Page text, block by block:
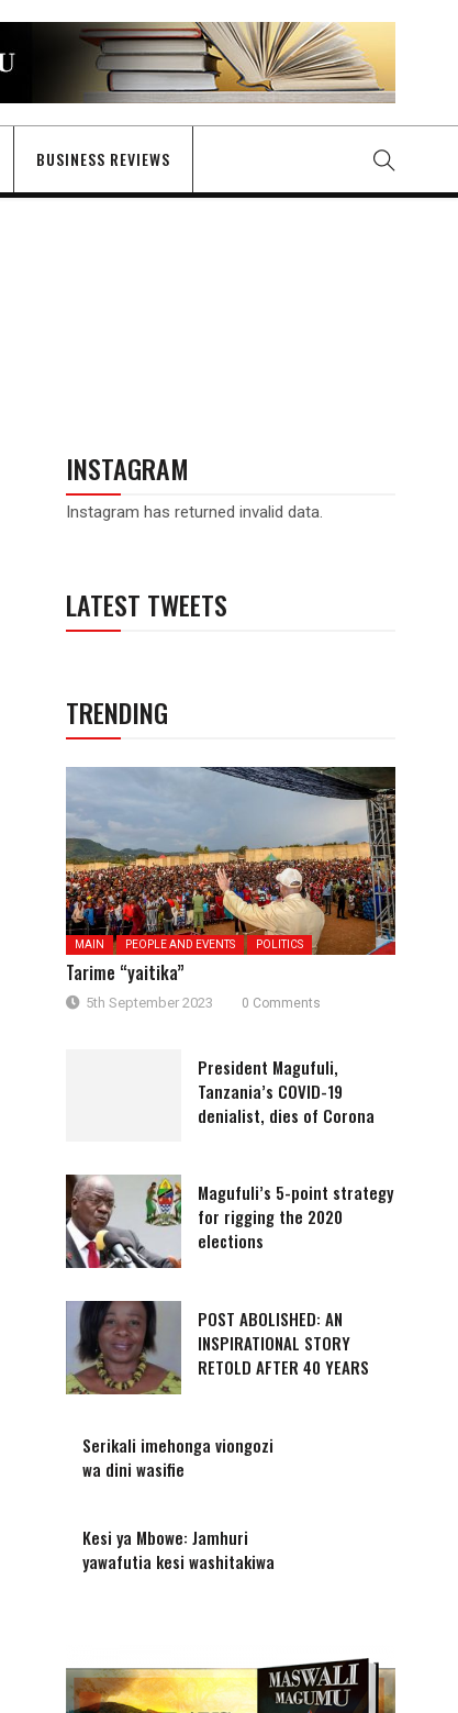
BUSINESS REVIEWS
INSTAGRAM
Instagram has returned invalid data.
LATEST TWEETS
TRENDING
MAIN PEOPLE AND EVENTS POLITICS
Tarime “yaitika”
5th September 2023 0 Comments
President Magufuli,
Tanzania’s COVID-19
denialist, dies of Corona
Magufuli’s 5-point strategy
for rigging the 2020
elections
POST ABOLISHED: AN
INSPIRATIONAL STORY
RETOLD AFTER 40 YEARS
Serikali imehonga viongozi
wa dini wasifie
Kesi ya Mbowe: Jamhuri
yawafutia kesi washitakiwa